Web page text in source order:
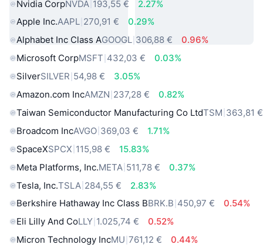
Nvidia CorpNVDA 193,55 €
2.27%
Apple Inc.AAPL 270,91 €
0.29%
Alphabet Inc Class AGOOGL 306,88 €
0.96%
Microsoft CorpMSFT 432,03 €
0.03%
SilverSILVER 54,98 €
3.05%
Amazon.com IncAMZN 237,28 €
0.82%
Taiwan Semiconductor Manufacturing Co LtdTSM 363,81 €
Broadcom IncAVGO 369,03 €
1.71%
SpaceXSPCX 115,98 €
15.83%
Meta Platforms, Inc.META 511,78 €
0.37%
Tesla, Inc.TSLA 284,55 €
2.83%
Berkshire Hathaway Inc Class BBRK.B 450,97 €
0.54%
Eli Lilly And CoLLY 1.025,74 €
0.52%
Micron Technology IncMU 761,12 €
0.44%